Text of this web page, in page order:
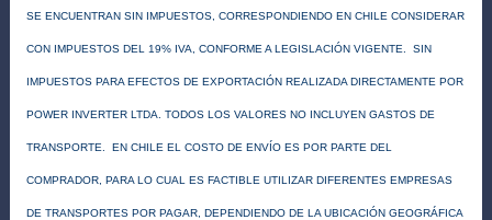
SE ENCUENTRAN SIN IMPUESTOS, CORRESPONDIENDO EN CHILE CONSIDERAR
CON IMPUESTOS DEL 19% IVA, CONFORME A LEGISLACIÓN VIGENTE. SIN
IMPUESTOS PARA EFECTOS DE EXPORTACIÓN REALIZADA DIRECTAMENTE POR
POWER INVERTER LTDA. TODOS LOS VALORES NO INCLUYEN GASTOS DE
TRANSPORTE. EN CHILE EL COSTO DE ENVÍO ES POR PARTE DEL
COMPRADOR, PARA LO CUAL ES FACTIBLE UTILIZAR DIFERENTES EMPRESAS
DE TRANSPORTES POR PAGAR, DEPENDIENDO DE LA UBICACIÓN GEOGRÁFICA